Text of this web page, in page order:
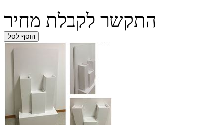
התקשר לקבלת מחיר